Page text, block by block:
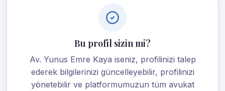
Bu profil sizin mi?
Av. Yunus Emre Kaya iseniz, profilinizi talep
ederek bilgilerinizi güncelleyebilir, profilinizi
yönetebilir ve platformumuzun tüm avukat